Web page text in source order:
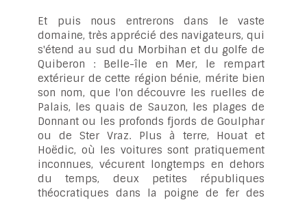
Et puis nous entrerons dans le vaste
domaine, très apprécié des navigateurs, qui
s'étend au sud du Morbihan et du golfe de
Quiberon : Belle-île en Mer, le rempart
extérieur de cette région bénie, mérite bien
son nom, que l'on découvre les ruelles de
Palais, les quais de Sauzon, les plages de
Donnant ou les profonds fjords de Goulphar
ou de Ster Vraz. Plus à terre, Houat et
Hoëdic, où les voitures sont pratiquement
inconnues, vécurent longtemps en dehors
du temps, deux petites républiques
théocratiques dans la poigne de fer des